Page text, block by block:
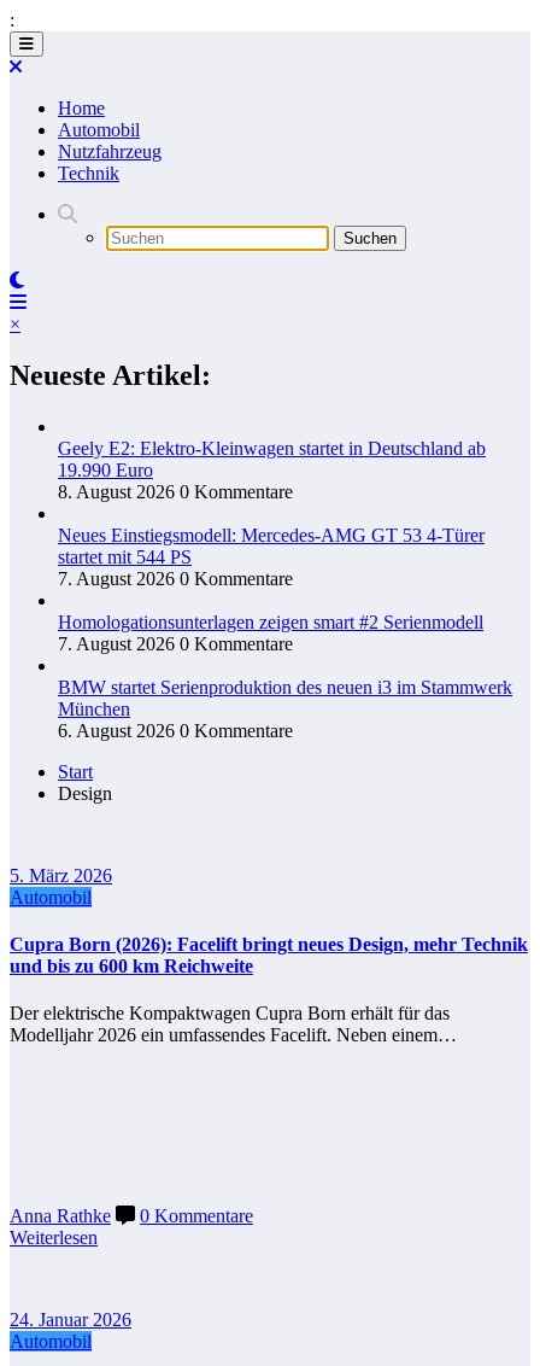
:
Zum
Inhalt
Home
Automobil
Nutzfahrzeug
Technik
×
Neueste Artikel:
Geely E2: Elektro-Kleinwagen startet in Deutschland ab
19.990 Euro
8. August 2026 0 Kommentare
Neues Einstiegsmodell: Mercedes-AMG GT 53 4-Türer
startet mit 544 PS
7. August 2026 0 Kommentare
Homologationsunterlagen zeigen smart #2 Serienmodell
7. August 2026 0 Kommentare
BMW startet Serienproduktion des neuen i3 im Stammwerk
München
6. August 2026 0 Kommentare
Start
Design
5. März 2026
Automobil
Cupra Born (2026): Facelift bringt neues Design, mehr Technik
und bis zu 600 km Reichweite
Der elektrische Kompaktwagen Cupra Born erhält für das
Modelljahr 2026 ein umfassendes Facelift. Neben einem…
Anna Rathke
0 Kommentare
Weiterlesen
24. Januar 2026
Automobil